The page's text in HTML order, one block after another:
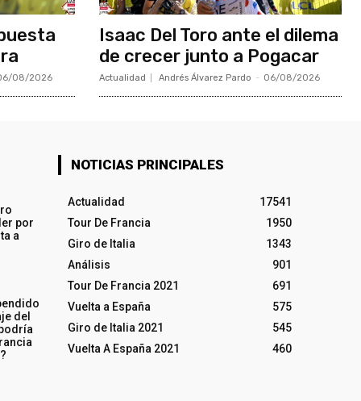
08/2026
Isaac Del Toro ante el dilema
de crecer junto a Pogacar
Actualidad Andrés Álvarez Pardo - 06/08/2026
por
a
del
NOTICIAS PRINCIPALES
Actualidad
17541
Tour De Francia
1950
Giro de Italia
1343
Análisis
901
Tour De Francia 2021
691
Vuelta a España
575
Giro de Italia 2021
545
Vuelta A España 2021
460